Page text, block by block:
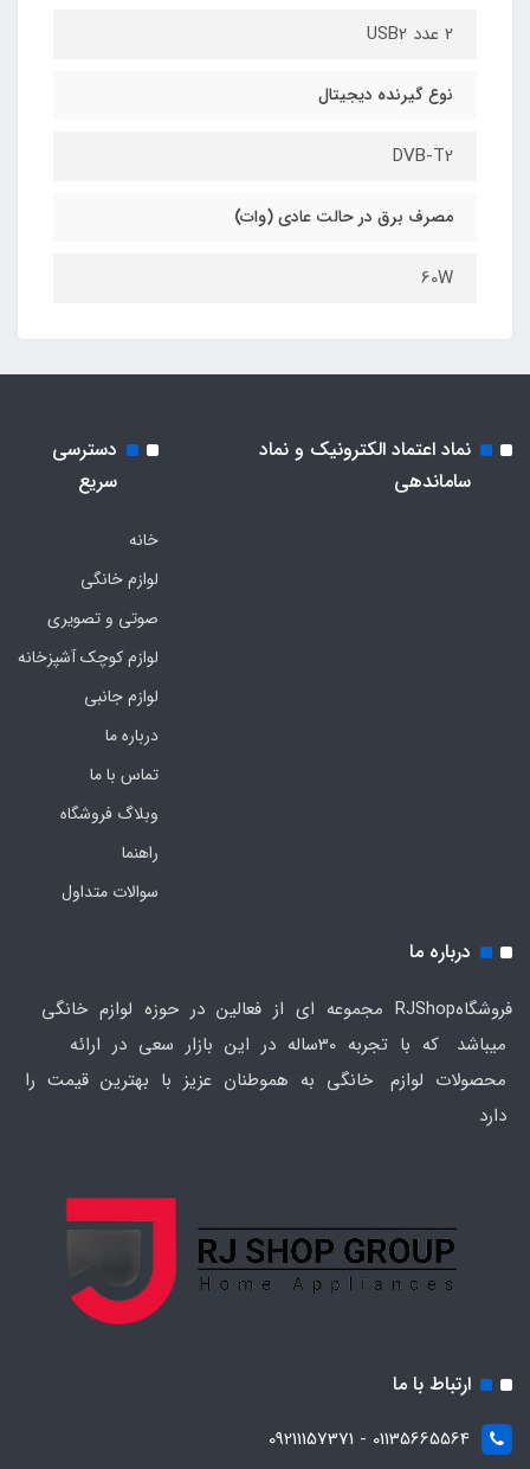
2 عدد USB2
نوع گیرنده دیجیتال
DVB-T2
مصرف برق در حالت عادی (وات)
60W
نماد اعتماد الکترونیک و نماد
ساماندهی
دسترسی
سریع
خانه
لوازم خانگی
صوتی و تصویری
لوازم کوچک آشپزخانه
لوازم جانبی
درباره ما
تماس با ما
وبلاگ فروشگاه
راهنما
سوالات متداول
درباره ما
فروشگاهRJShop مجموعه ای از فعالین در حوزه لوازم خانگی
میباشد که با تجربه 30ساله در این بازار سعی در ارائه
محصولات لوازم خانگی به هموطنان عزیز با بهترین قیمت را
دارد
ارتباط با ما
01135665564 - 09211157371